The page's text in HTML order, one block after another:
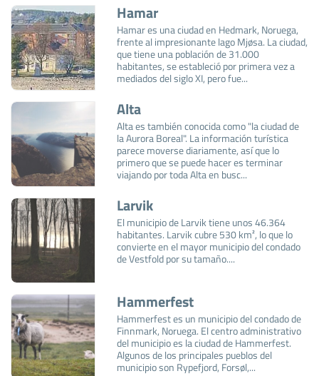
Hamar
Hamar es una ciudad en Hedmark, Noruega,
frente al impresionante lago Mjøsa. La ciudad,
que tiene una población de 31.000
habitantes, se estableció por primera vez a
mediados del siglo XI, pero fue...
Alta
Alta es también conocida como "la ciudad de
la Aurora Boreal". La información turística
parece moverse diariamente, así que lo
primero que se puede hacer es terminar
viajando por toda Alta en busc...
Larvik
El municipio de Larvik tiene unos 46.364
habitantes. Larvik cubre 530 km², lo que lo
convierte en el mayor municipio del condado
de Vestfold por su tamaño....
Hammerfest
Hammerfest es un municipio del condado de
Finnmark, Noruega. El centro administrativo
del municipio es la ciudad de Hammerfest.
Algunos de los principales pueblos del
municipio son Rypefjord, Forsøl,...